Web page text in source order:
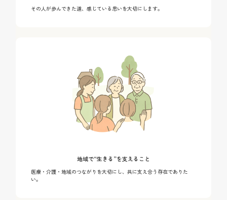
その人が歩んできた道、感じている思いを大切にします。
地域で“生きる”を支えること
医療・介護・地域のつながりを大切にし、共に支え合う存在でありた
い。